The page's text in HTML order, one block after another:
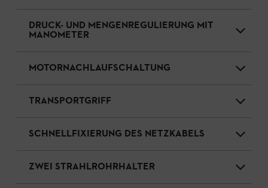
DRUCK- UND MENGENREGULIERUNG MIT
MANOMETER
MOTORNACHLAUFSCHALTUNG
TRANSPORTGRIFF
SCHNELLFIXIERUNG DES NETZKABELS
ZWEI STRAHLROHRHALTER